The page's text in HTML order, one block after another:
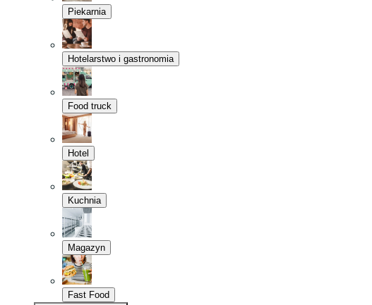
Piekarnia
Hotelarstwo i gastronomia
Food truck
Hotel
Kuchnia
Magazyn
Fast Food